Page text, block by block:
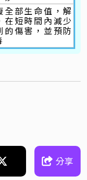
全部生命值，解
在短時間內減少
的傷害，並預防
分享